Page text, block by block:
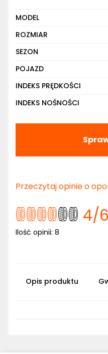
MODEL
ROZMIAR
SEZON
POJAZD
INDEKS PRĘDKOŚCI
INDEKS NOŚNOŚCI
Przeczytaj opinie o
4/6
Ilość opinii: 8
Opis produktu